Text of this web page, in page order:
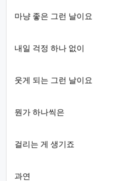
마냥 좋은 그런 날이요
내일 걱정 하나 없이
웃게 되는 그런 날이요
뭔가 하나씩은
걸리는 게 생기죠
과연